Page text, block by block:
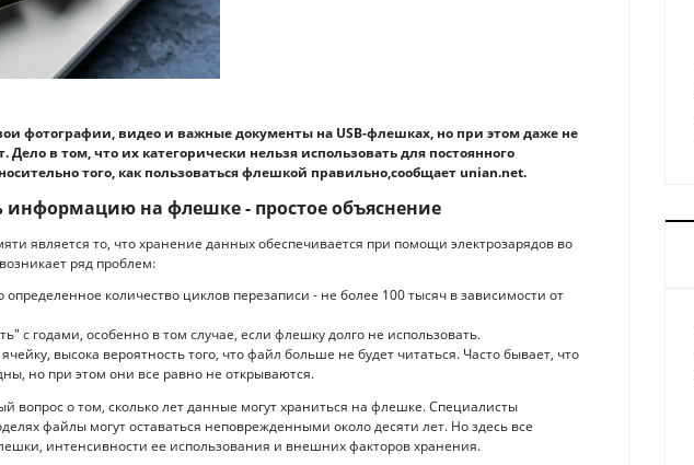
фотографии, видео и важные документы на USB-флешках, но при этом даже не
в том, что их категорически нельзя использовать для постоянного
того, как пользоваться флешкой правильно,сообщает unian.net.
информацию на флешке - простое объяснение
является то, что хранение данных обеспечивается при помощи электрозарядов во
ряд проблем:
определенное количество циклов перезаписи - не более 100 тысяч в зависимости от
с годами, особенно в том случае, если флешку долго не использовать.
высока вероятность того, что файл больше не будет читаться. Часто бывает, что
но при этом они все равно не открываются.
вопрос о том, сколько лет данные могут храниться на флешке. Специалисты
файлы могут оставаться неповрежденными около десяти лет. Но здесь все
интенсивности ее использования и внешних факторов хранения.